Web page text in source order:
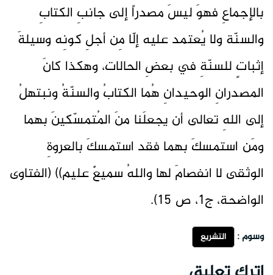
بالإجماعِ فهوَ ليسَ مصدراً إلى جانبِ الكتابِ
والسنّة ولا يُعتمد عليه إلّا مِن أجلِ كونِه وسيلةَ
إثباتٍ للسنّةِ في بعضِ الحالات، وهكذا كانَ
المصدرانِ الوحيدانِ هُما الكتابُ والسنّةُ ونبتهلُ
إلى اللهِ تعالى أن يجعلَنا منَ المُتمسّكينَ بهما
ومَن استمسكَ بهما فقد استمسكَ بالعروةِ
الوثقى لا انفصامَ لها واللهُ سميعٌ عليم)) (الفتاوى
الواضحة، ج1، ص 15).
وسوم : التشريع